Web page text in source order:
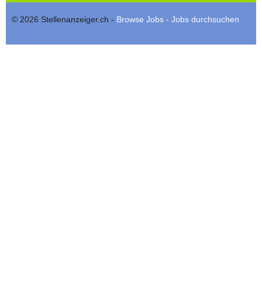
Lehrstellen
inserieren
© 2026 Stellenanzeiger.ch - Browse Jobs - Jobs durchsuchen